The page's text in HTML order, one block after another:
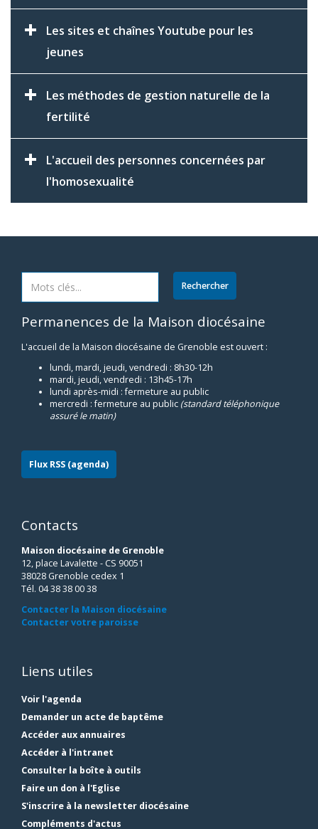
Les sites et chaînes Youtube pour les
jeunes
Les méthodes de gestion naturelle de la
fertilité
L'accueil des personnes concernées par
l'homosexualité
Permanences de la Maison diocésaine
L'accueil de la Maison diocésaine de Grenoble est ouvert :
lundi, mardi, jeudi, vendredi : 8h30-12h
mardi, jeudi, vendredi : 13h45-17h
lundi après-midi : fermeture au public
mercredi : fermeture au public (standard téléphonique
assuré le matin)
Flux RSS (agenda)
Contacts
Maison diocésaine de Grenoble
12, place Lavalette - CS 90051
38028 Grenoble cedex 1
Tél. 04 38 38 00 38
Contacter la Maison diocésaine
Contacter votre paroisse
Liens utiles
Voir l'agenda
Demander un acte de baptême
Accéder aux annuaires
Accéder à l'intranet
Consulter la boîte à outils
Faire un don à l'Eglise
S'inscrire à la newsletter diocésaine
Compléments d'actus